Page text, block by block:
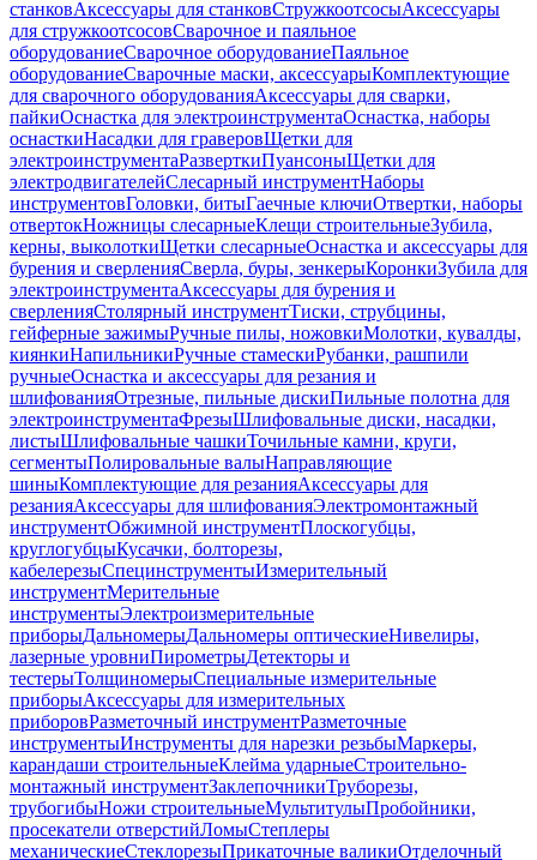
станковАксессуары для станковСтружкоотсосыАксессуары
для стружкоотсосовСварочное и паяльное
оборудованиеСварочное оборудованиеПаяльное
оборудованиеСварочные маски, аксессуарыКомплектующие
для сварочного оборудованияАксессуары для сварки,
пайкиОснастка для электроинструментаОснастка, наборы
оснасткиНасадки для граверовЩетки для
электроинструментаРазверткиПуансоныЩетки для
электродвигателейСлесарный инструментНаборы
инструментовГоловки, битыГаечные ключиОтвертки, наборы
отвертокНожницы слесарныеКлещи строительныеЗубила,
керны, выколоткиЩетки слесарныеОснастка и аксессуары для
бурения и сверленияСверла, буры, зенкерыКоронкиЗубила для
электроинструментаАксессуары для бурения и
сверленияСтолярный инструментТиски, струбцины,
гейферные зажимыРучные пилы, ножовкиМолотки, кувалды,
киянкиНапильникиРучные стамескиРубанки, рашпили
ручныеОснастка и аксессуары для резания и
шлифованияОтрезные, пильные дискиПильные полотна для
электроинструментаФрезыШлифовальные диски, насадки,
листыШлифовальные чашкиТочильные камни, круги,
сегментыПолировальные валыНаправляющие
шиныКомплектующие для резанияАксессуары для
резанияАксессуары для шлифованияЭлектромонтажный
инструментОбжимной инструментПлоскогубцы,
круглогубцыКусачки, болторезы,
кабелерезыСпецинструментыИзмерительный
инструментМерительные
инструментыЭлектроизмерительные
приборыДальномерыДальномеры оптическиеНивелиры,
лазерные уровниПирометрыДетекторы и
тестерыТолщиномерыСпециальные измерительные
приборыАксессуары для измерительных
приборовРазметочный инструментРазметочные
инструментыИнструменты для нарезки резьбыМаркеры,
карандаши строительныеКлейма ударныеСтроительно-
монтажный инструментЗаклепочникиТруборезы,
трубогибыНожи строительныеМультитулыПробойники,
просекатели отверстийЛомыСтеплеры
механическиеСтеклорезыПрикаточные валикиОтделочный